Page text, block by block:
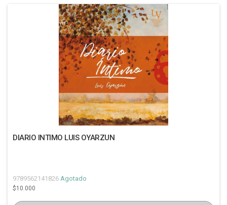
DIARIO INTIMO LUIS OYARZUN
9789562141826 Agotado
$10.000